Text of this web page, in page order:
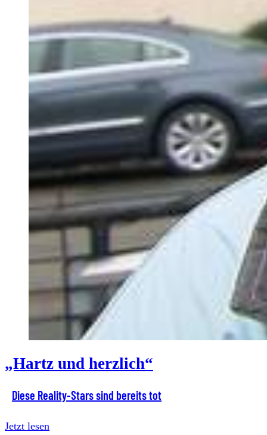
„Hartz und herzlich“
Diese Reality-Stars sind bereits tot
Jetzt lesen